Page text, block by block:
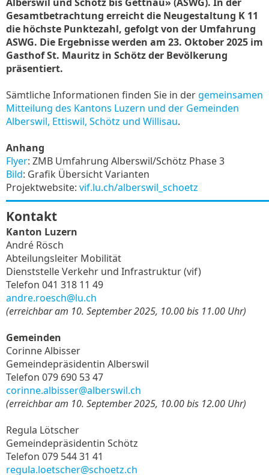
Gesamtbetrachtung erreicht die Neugestaltung K 11
die höchste Punktezahl, gefolgt von der Umfahrung
ASWG. Die Ergebnisse werden am 23. Oktober 2025 im
Gasthof St. Mauritz in Schötz der Bevölkerung
präsentiert.
Sämtliche Informationen finden Sie in dergemeinsamen
Mitteilung des Kantons Luzern und der Gemeinden
Alberswil, Ettiswil, Schötz und Willisau.
Anhang
Flyer: ZMB Umfahrung Alberswil/Schötz Phase 3
Bild: Grafik Übersicht Varianten
Projektwebsite: vif.lu.ch/alberswil_schoetz
Kontakt
Kanton Luzern
André Rösch
Abteilungsleiter Mobilität
Dienststelle Verkehr und Infrastruktur (vif)
Telefon 041 318 11 49
andre.roesch@lu.ch
(erreichbar am 10. September 2025, 10.00 bis 11.00 Uhr)
Gemeinden
Corinne Albisser
Gemeindepräsidentin Alberswil
Telefon 079 690 53 47
corinne.albisser@alberswil.ch
(erreichbar am 10. September 2025, 10.00 bis 12.00 Uhr)
Regula Lötscher
Gemeindepräsidentin Schötz
Telefon 079 544 31 41
regula.loetscher@schoetz.ch